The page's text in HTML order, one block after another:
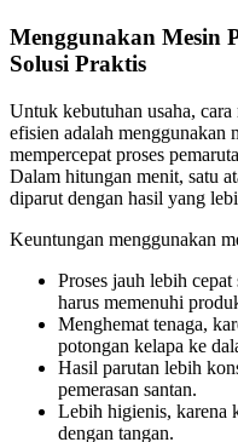
Menggunakan Mesin
Solusi Praktis
Untuk kebutuhan usaha,
efisien adalah menggunakan
mempercepat proses
Dalam hitungan menit, satu
diparut dengan hasil yang
Keuntungan menggunakan
Proses jauh lebih
harus memenuhi
Menghemat tenaga,
potongan kelapa ke
Hasil parutan lebih
pemerasan santan.
Lebih higienis, karena
dengan tangan.